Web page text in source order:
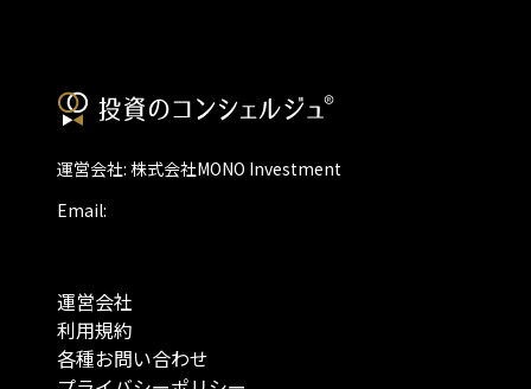
運営会社: 株式会社MONO Investment
Email:
運営会社
利用規約
各種お問い合わせ